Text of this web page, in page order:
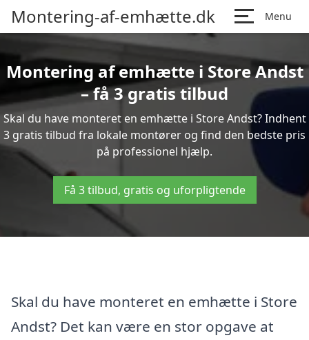
Montering-af-emhætte.dk Menu
Montering af emhætte i Store Andst
– få 3 gratis tilbud
Skal du have monteret en emhætte i Store Andst? Indhent
3 gratis tilbud fra lokale montører og find den bedste pris
på professionel hjælp.
Få 3 tilbud, gratis og uforpligtende
Skal du have monteret en emhætte i Store
Andst? Det kan være en stor opgave at